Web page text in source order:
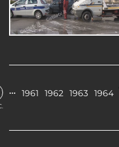
… 1961 1962 1963 1964